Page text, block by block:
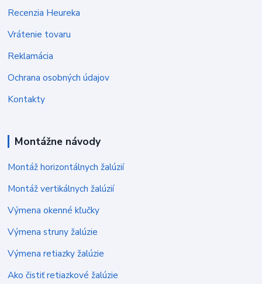
Recenzia Heureka
Vrátenie tovaru
Reklamácia
Ochrana osobných údajov
Kontakty
Montážne návody
Montáž horizontálnych žalúzií
Montáž vertikálnych žalúzií
Výmena okenné kľučky
Výmena struny žalúzie
Výmena retiazky žalúzie
Ako čistiť retiazkové žalúzie